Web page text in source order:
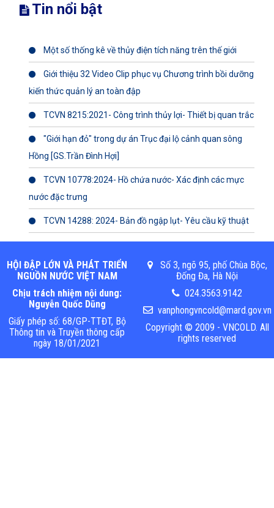
Tin nổi bật
Một số thống kê về thủy điện tích năng trên thế giới
Giới thiệu 32 Video Clip phục vụ Chương trình bồi dưỡng
kiến thức quản lý an toàn đập
TCVN 8215:2021- Công trình thủy lợi- Thiết bị quan trắc
"Giới hạn đỏ" trong dự án Trục đại lộ cảnh quan sông
Hồng [GS.Trần Đình Hợi]
TCVN 10778:2024- Hồ chứa nước- Xác định các mực
nước đặc trưng
TCVN 14288: 2024- Bản đồ ngập lụt- Yêu cầu kỹ thuật
HỘI ĐẬP LỚN VÀ PHÁT TRIỂN
NGUỒN NƯỚC VIỆT NAM
Chịu trách nhiệm nội dung:
Nguyễn Quốc Dũng
Giấy phép số: 68/GP-TTĐT, Bộ
Thông tin và Truyền thông cấp
ngày 18/01/2021
Số 3, ngõ 95, phố Chùa Bộc,
Đống Đa, Hà Nội
024.3563.9142
vanphongvncold@mard.gov.vn
Copyright © 2009 - VNCOLD. All
rights reserved